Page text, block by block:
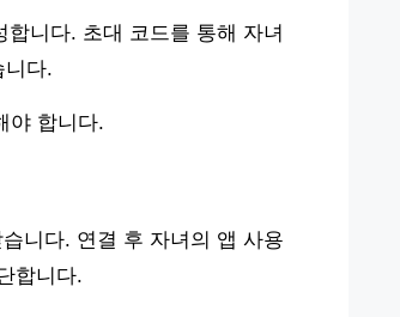
니다. 초대 코드를 통해 자녀
니다.
야 합니다.
니다. 연결 후 자녀의 앱 사용
합니다.